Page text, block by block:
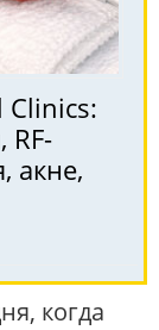
Clinics:
RF-
акне,
когда